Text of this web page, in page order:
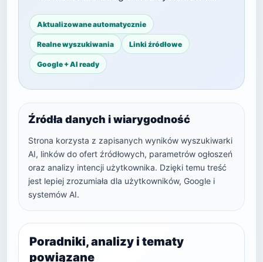
Aktualizowane automatycznie
Realne wyszukiwania Linki źródłowe
Google + AI ready
Źródła danych i wiarygodność
Strona korzysta z zapisanych wyników wyszukiwarki
AI, linków do ofert źródłowych, parametrów ogłoszeń
oraz analizy intencji użytkownika. Dzięki temu treść
jest lepiej zrozumiała dla użytkowników, Google i
systemów AI.
Poradniki, analizy i tematy
powiązane